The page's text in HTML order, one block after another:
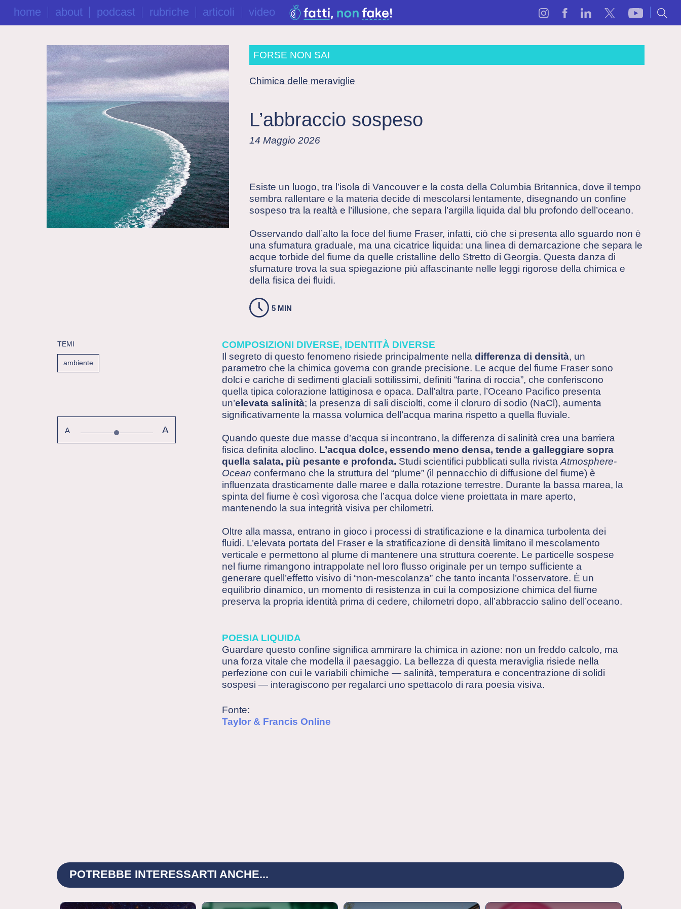
home about podcast rubriche articoli video
FORSE NON SAI
Chimica delle meraviglie
L’abbraccio sospeso
14 Maggio 2026
Esiste un luogo, tra l’isola di Vancouver e la costa della Columbia Britannica, dove il tempo
sembra rallentare e la materia decide di mescolarsi lentamente, disegnando un confine
sospeso tra la realtà e l’illusione, che separa l’argilla liquida dal blu profondo dell’oceano.
Osservando dall’alto la foce del fiume Fraser, infatti, ciò che si presenta allo sguardo non è
una sfumatura graduale, ma una cicatrice liquida: una linea di demarcazione che separa le
acque torbide del fiume da quelle cristalline dello Stretto di Georgia. Questa danza di
sfumature trova la sua spiegazione più affascinante nelle leggi rigorose della chimica e
della fisica dei fluidi.
5 MIN
TEMI
ambiente
A A
COMPOSIZIONI DIVERSE, IDENTITÀ DIVERSE
Il segreto di questo fenomeno risiede principalmente nella differenza di densità, un
parametro che la chimica governa con grande precisione. Le acque del fiume Fraser sono
dolci e cariche di sedimenti glaciali sottilissimi, definiti “farina di roccia”, che conferiscono
quella tipica colorazione lattiginosa e opaca. Dall’altra parte, l’Oceano Pacifico presenta
un’elevata salinità; la presenza di sali disciolti, come il cloruro di sodio (NaCl), aumenta
significativamente la massa volumica dell’acqua marina rispetto a quella fluviale.
Quando queste due masse d’acqua si incontrano, la differenza di salinità crea una barriera
fisica definita aloclino. L’acqua dolce, essendo meno densa, tende a galleggiare sopra
quella salata, più pesante e profonda. Studi scientifici pubblicati sulla rivista Atmosphere-
Ocean confermano che la struttura del “plume” (il pennacchio di diffusione del fiume) è
influenzata drasticamente dalle maree e dalla rotazione terrestre. Durante la bassa marea, la
spinta del fiume è così vigorosa che l’acqua dolce viene proiettata in mare aperto,
mantenendo la sua integrità visiva per chilometri.
Oltre alla massa, entrano in gioco i processi di stratificazione e la dinamica turbolenta dei
fluidi. L’elevata portata del Fraser e la stratificazione di densità limitano il mescolamento
verticale e permettono al plume di mantenere una struttura coerente. Le particelle sospese
nel fiume rimangono intrappolate nel loro flusso originale per un tempo sufficiente a
generare quell’effetto visivo di “non-mescolanza” che tanto incanta l’osservatore. È un
equilibrio dinamico, un momento di resistenza in cui la composizione chimica del fiume
preserva la propria identità prima di cedere, chilometri dopo, all’abbraccio salino dell’oceano.
POESIA LIQUIDA
Guardare questo confine significa ammirare la chimica in azione: non un freddo calcolo, ma
una forza vitale che modella il paesaggio. La bellezza di questa meraviglia risiede nella
perfezione con cui le variabili chimiche — salinità, temperatura e concentrazione di solidi
sospesi — interagiscono per regalarci uno spettacolo di rara poesia visiva.
Fonte:
Taylor & Francis Online
POTREBBE INTERESSARTI ANCHE...